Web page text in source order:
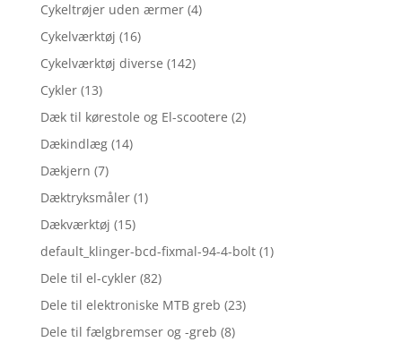
Cykeltrøjer uden ærmer (4)
Cykelværktøj (16)
Cykelværktøj diverse (142)
Cykler (13)
Dæk til kørestole og El-scootere (2)
Dækindlæg (14)
Dækjern (7)
Dæktryksmåler (1)
Dækværktøj (15)
default_klinger-bcd-fixmal-94-4-bolt (1)
Dele til el-cykler (82)
Dele til elektroniske MTB greb (23)
Dele til fælgbremser og -greb (8)